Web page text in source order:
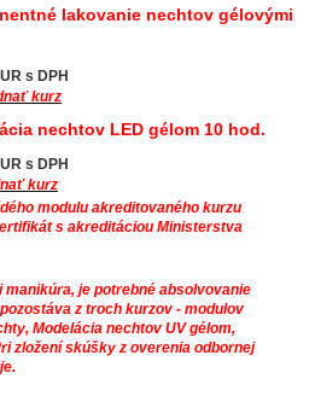
lakovanie nechtov gélovými
s DPH
kurz
nechtov LED gélom 10 hod.
s DPH
kurz
modulu akreditovaného kurzu
s akreditáciou Ministerstva
je potrebné absolvovanie
z troch kurzov - modulov
Modelácia nechtov UV gélom,
zložení skúšky z overenia odbornej